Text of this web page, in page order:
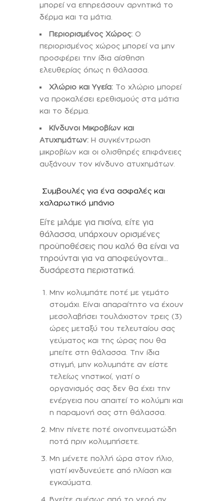
μπορεί να επηρεάσουν αρνητικά το
δέρμα και τα μάτια.
Περιορισμένος Χώρος: Ο
περιορισμένος χώρος μπορεί να μην
προσφέρει την ίδια αίσθηση
ελευθερίας όπως η θάλασσα.
Χλώριο και Υγεία: Το χλώριο μπορεί
να προκαλέσει ερεθισμούς στα μάτια
και το δέρμα.
Κίνδυνοι Μικροβίων και
Ατυχημάτων: Η συγκέντρωση
μικροβίων και οι ολισθηρές επιφάνειες
αυξάνουν τον κίνδυνο ατυχημάτων.
Συμβουλές για ένα ασφαλές και
χαλαρωτικό μπάνιο
Είτε μιλάμε για πισίνα, είτε για
θάλασσα, υπάρχουν ορισμένες
προϋποθέσεις που καλό θα είναι να
τηρούνται για να αποφεύγονται…
δυσάρεστα περιστατικά.
Μην κολυμπάτε ποτέ με γεμάτο
στομάχι. Είναι απαραίτητο να έχουν
μεσολαβήσει τουλάχιστον τρεις (3)
ώρες μεταξύ του τελευταίου σας
γεύματος και της ώρας που θα
μπείτε στη θάλασσα. Την ίδια
στιγμή, μην κολυμπάτε αν είστε
τελείως νηστικοί, γιατί ο
οργανισμός σας δεν θα έχει την
ενέργεια που απαιτεί το κολύμπι και
η παραμονή σας στη θάλασσα.
Μην πίνετε ποτέ οινοπνευματώδη
ποτά πριν κολυμπήσετε.
Μη μένετε πολλή ώρα στον ήλιο,
γιατί κινδυνεύετε από ηλίαση και
εγκαύματα.
Βγείτε αμέσως από το νερό αν